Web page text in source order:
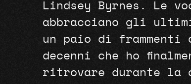
Lindsey Byrnes. Le
abbracciano gli
un paio di
decenni che ho
ritrovare durante la